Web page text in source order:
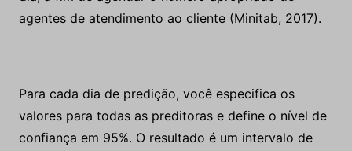
agentes de atendimento ao cliente (Minitab, 2017).
Para cada dia de predição, você especifica os
valores para todas as preditoras e define o nível de
confiança em 95%. O resultado é um intervalo de